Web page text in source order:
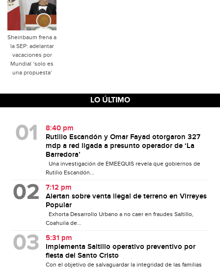
Sheinbaum frena a
la SEP: adelantar
vacaciones por
Mundial ‘solo es
una propuesta’
LO ÚLTIMO
8:40 pm
Rutilio Escandón y Omar Fayad otorgaron 327
mdp a red ligada a presunto operador de ‘La
Barredora’
Una investigación de EMEEQUIS revela que gobiernos de
Rutilio Escandón...
7:12 pm
Alertan sobre venta ilegal de terreno en Virreyes
Popular
Exhorta Desarrollo Urbano a no caer en fraudes Saltillo,
Coahuila de...
5:31 pm
Implementa Saltillo operativo preventivo por
fiesta del Santo Cristo
Con el objetivo de salvaguardar la integridad de las familias